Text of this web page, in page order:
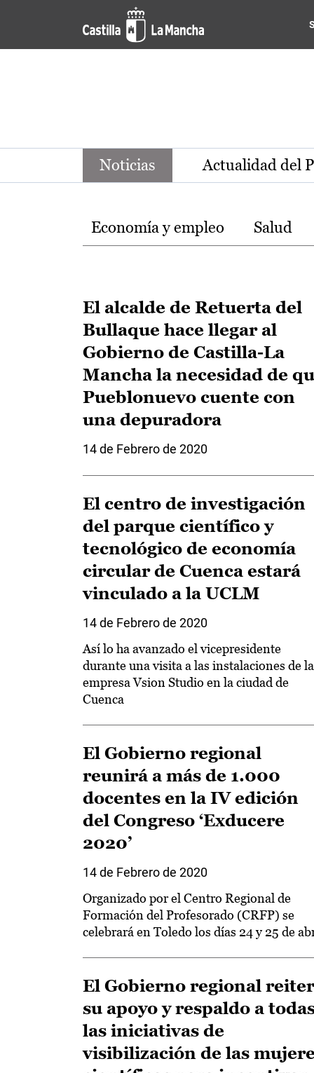
Pasar al contenido principal
Noticias de la región de
Noticias Actualidad del
Temas
Economía y empleo Salud
El alcalde de Retuerta del
Bullaque hace llegar al
Gobierno de Castilla-La
Mancha la necesidad de
Pueblonuevo cuente con
una depuradora
14 de Febrero de 2020
El centro de investigación
del parque científico y
tecnológico de economía
circular de Cuenca estará
vinculado a la UCLM
14 de Febrero de 2020
Así lo ha avanzado el vicepresidente
durante una visita a las instalaciones de la
empresa Vsion Studio en la ciudad de
Cuenca
El Gobierno regional
reunirá a más de 1.000
docentes en la IV edición
del Congreso ‘Exducere
2020’
14 de Febrero de 2020
Organizado por el Centro Regional de
Formación del Profesorado (CRFP) se
celebrará en Toledo los días 24 y 25 de
El Gobierno regional
su apoyo y respaldo a
las iniciativas de
visibilización de las